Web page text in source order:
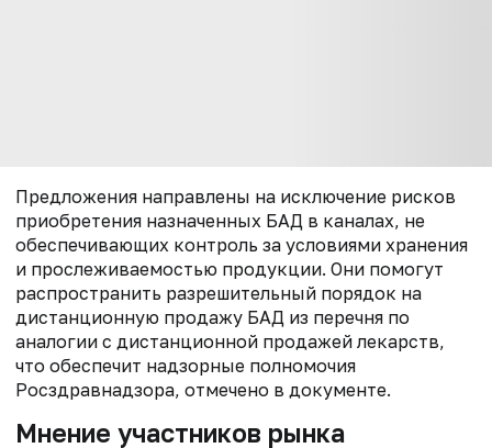
Предложения направлены на исключение рисков
приобретения назначенных БАД в каналах, не
обеспечивающих контроль за условиями хранения
и прослеживаемостью продукции. Они помогут
распространить разрешительный порядок на
дистанционную продажу БАД из перечня по
аналогии с дистанционной продажей лекарств,
что обеспечит надзорные полномочия
Росздравнадзора, отмечено в документе.
Мнение участников рынка